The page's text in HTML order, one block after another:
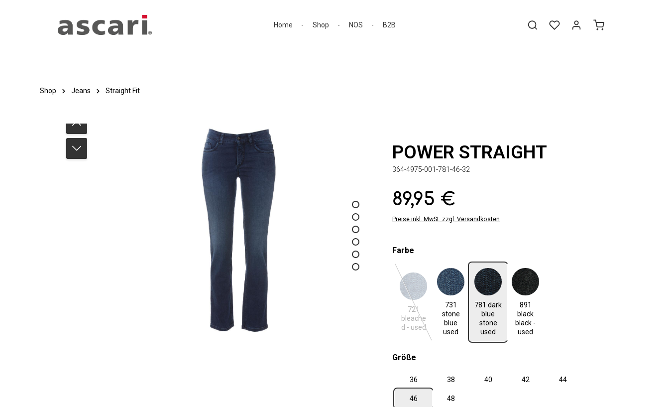
Home
Shop NOS B2B
Shop Jeans Straight Fit
POWER STRAIGHT
364-4975-001-781-46-32
Regulärer Preis:
89,95 €
Preise inkl. MwSt. zzgl. Versandkosten
Farbe
721
bleache
d - used
721 bleached - used
(Diese Option ist zurzeit nicht verfügbar.)
731
stone
blue
used
731 stone blue used781 dark
blue
stone
used
781 dark blue stone used
891
black
black -
used
891 black black - used
Größe
36 38 40 42 44
46 48